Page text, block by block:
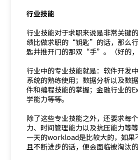
行业技能
行业技能对于求职来说是非常关键
绩比做求职的“钥匙”的话，那么
匙并推开门的那双“手”。（好的，
行业中的专业技能就是：软件开发
系统的熟练使用；数据分析以及数
件和编程技能的掌握；金融行业的
学能力等等。
除了这些专业技能之外，还要求每
力、时间管理能力以及抗压能力等
一天的workload是比较大的，如果
且不断进步的话，便会面临被淘汰的